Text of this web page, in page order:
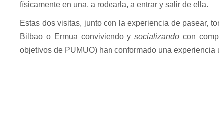
físicamente en una, a rodearla, a entrar y salir de ella.
Estas dos visitas, junto con la experiencia de pasear,
Bilbao o Ermua conviviendo ysocializando con
objetivos de PUMUO) han conformado una experiencia